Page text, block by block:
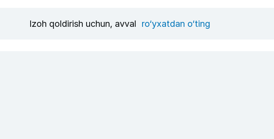
Izoh qoldirish uchun, avval ro‘yxatdan o‘ting